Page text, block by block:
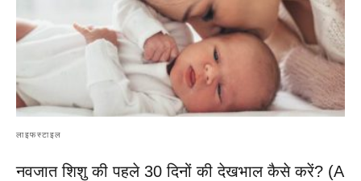
लाइफस्टाइल
नवजात शिशु की पहले 30 दिनों की देखभाल कैसे करें? (A